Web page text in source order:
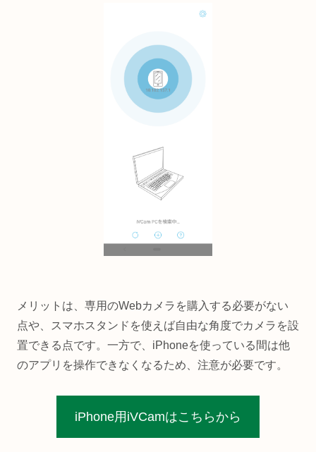
メリットは、専用のWebカメラを購入する必要がない
点や、スマホスタンドを使えば自由な角度でカメラを設
置できる点です。一方で、iPhoneを使っている間は他
のアプリを操作できなくなるため、注意が必要です。
iPhone用iVCamはこちらから